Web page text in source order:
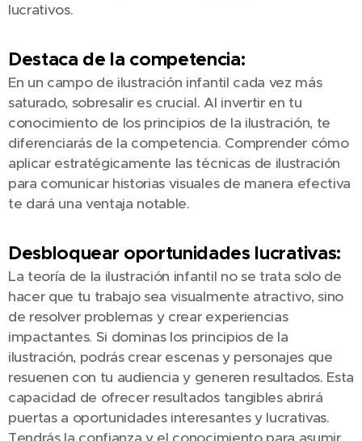
lucrativos.
Destaca de la competencia:
En un campo de ilustración infantil cada vez más
saturado, sobresalir es crucial. Al invertir en tu
conocimiento de los principios de la ilustración, te
diferenciarás de la competencia. Comprender cómo
aplicar estratégicamente las técnicas de ilustración
para comunicar historias visuales de manera efectiva
te dará una ventaja notable.
Desbloquear oportunidades lucrativas:
La teoría de la ilustración infantil no se trata solo de
hacer que tu trabajo sea visualmente atractivo, sino
de resolver problemas y crear experiencias
impactantes. Si dominas los principios de la
ilustración, podrás crear escenas y personajes que
resuenen con tu audiencia y generen resultados. Esta
capacidad de ofrecer resultados tangibles abrirá
puertas a oportunidades interesantes y lucrativas.